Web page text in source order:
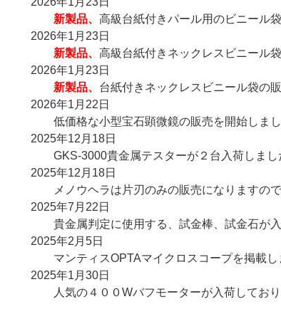
新製品、 高級台紙付きパール用のビニール
2026年1月23日
新製品、 高級台紙付きネックレスビニール
2026年1月23日
新製品、 台紙付きネックレスビニール袋の
2026年1月22日
低価格な小型宝石顕微鏡の販売を開始しまし
2025年12月18日
GKS-3000貴金属テスターが２台入荷しまし
2025年12月18日
メノウヘラは片刃のみの販売になりますので
2025年7月22日
貴金属判定に使用する、試金棒、試金石が入
2025年2月5日
マンティスOPTAマイクロスコープを掲載し
2025年1月30日
人気の４００Wバフモーターが入荷しており